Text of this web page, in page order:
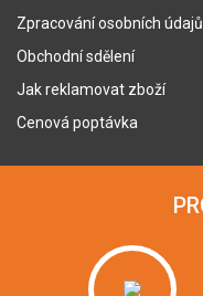
Zpracování osobních údajů
Obchodní sdělení
Jak reklamovat zboží
Cenová poptávka